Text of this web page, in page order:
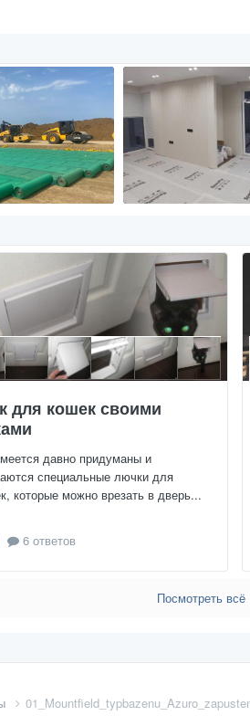
для кошек своими
давно придуманы и
специальные лючки для
которые можно врезать в дверь...
6 ответов
Посмотреть всё